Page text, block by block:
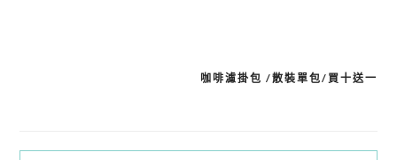
咖啡濾掛包 /散裝單包/買十送一